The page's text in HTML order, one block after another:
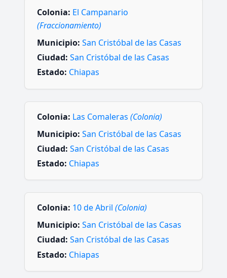
Colonia: El Campanario
(Fraccionamiento)
Municipio: San Cristóbal de las Casas
Ciudad: San Cristóbal de las Casas
Estado: Chiapas
Colonia: Las Comaleras (Colonia)
Municipio: San Cristóbal de las Casas
Ciudad: San Cristóbal de las Casas
Estado: Chiapas
Colonia: 10 de Abril (Colonia)
Municipio: San Cristóbal de las Casas
Ciudad: San Cristóbal de las Casas
Estado: Chiapas